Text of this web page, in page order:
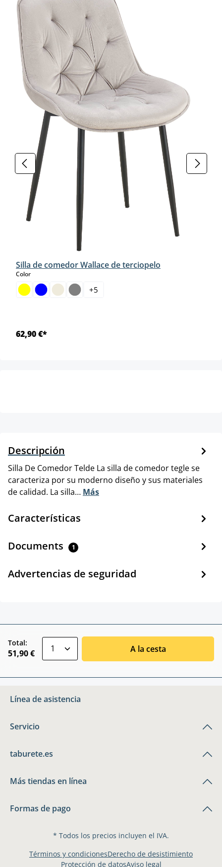
Silla de comedor Wallace de terciopelo
Colorselect
+5
62,90 €*
Descripción
Silla De Comedor Telde La silla de comedor tegle se
caracteriza por su moderno diseño y sus materiales
de calidad. La silla… Más
Características
Documents 1
Advertencias de seguridad
Total:
51,90 € A la cesta
Línea de asistencia
Servicio
taburete.es
Más tiendas en línea
Formas de pago
* Todos los precios incluyen el IVA.
Términos y condicionesDerecho de desistimiento
Protección de datosAviso legal